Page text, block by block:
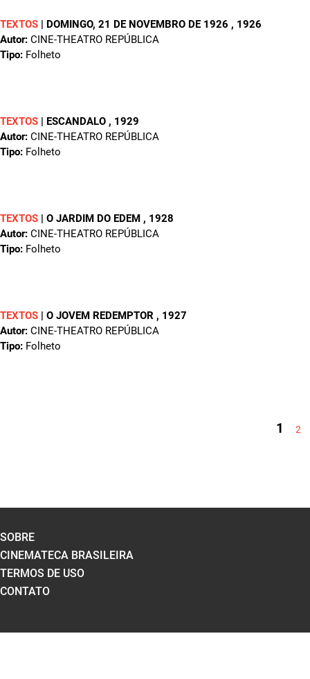
TEXTOS | DOMINGO, 21 DE NOVEMBRO DE 1926 , 1926
Autor: CINE-THEATRO REPÚBLICA
Tipo: Folheto
TEXTOS | ESCANDALO , 1929
Autor: CINE-THEATRO REPÚBLICA
Tipo: Folheto
TEXTOS | O JARDIM DO EDEM , 1928
Autor: CINE-THEATRO REPÚBLICA
Tipo: Folheto
TEXTOS | O JOVEM REDEMPTOR , 1927
Autor: CINE-THEATRO REPÚBLICA
Tipo: Folheto
1 2
SOBRE
CINEMATECA BRASILEIRA
TERMOS DE USO
CONTATO